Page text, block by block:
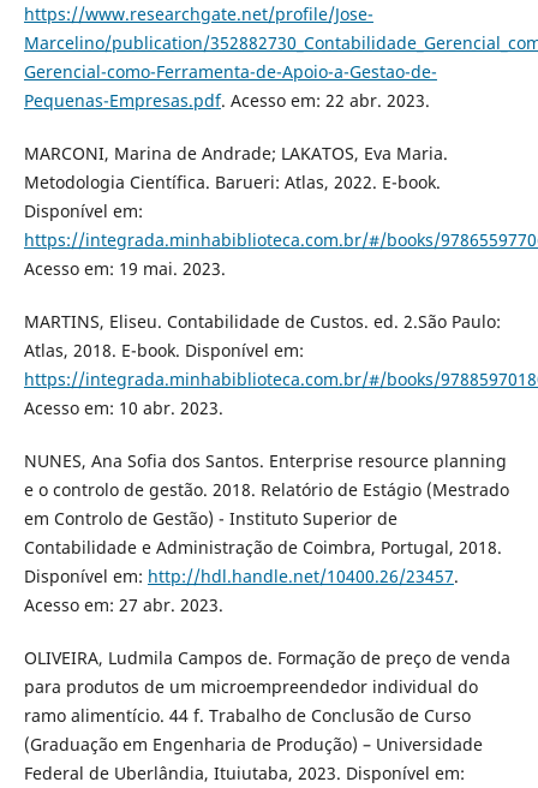
https://www.researchgate.net/profile/Jose-
Marcelino/publication/
Gerencial-como-Ferramenta-de-Apoio-a-Gestao-de-
Pequenas-Empresas.pdf. Acesso em: 22 abr. 2023.
MARCONI, Marina de Andrade; LAKATOS, Eva Maria.
Metodologia Científica. Barueri: Atlas, 2022. E-book.
Disponível em:
https://integrada.minhabiblioteca.com.br/#/books/
Acesso em: 19 mai. 2023.
MARTINS, Eliseu. Contabilidade de Custos. ed. 2.São Paulo:
Atlas, 2018. E-book. Disponível em:
https://integrada.minhabiblioteca.com.br/#/books/
Acesso em: 10 abr. 2023.
NUNES, Ana Sofia dos Santos. Enterprise resource planning
e o controlo de gestão. 2018. Relatório de Estágio (Mestrado
em Controlo de Gestão) - Instituto Superior de
Contabilidade e Administração de Coimbra, Portugal, 2018.
Disponível em: http://hdl.handle.net/10400.26/23457.
Acesso em: 27 abr. 2023.
OLIVEIRA, Ludmila Campos de. Formação de preço de venda
para produtos de um microempreendedor individual do
ramo alimentício. 44 f. Trabalho de Conclusão de Curso
(Graduação em Engenharia de Produção) – Universidade
Federal de Uberlândia, Ituiutaba, 2023. Disponível em: